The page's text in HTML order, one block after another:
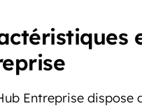
Entreprise